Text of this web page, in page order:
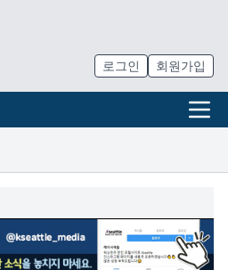
로그인 회원가입